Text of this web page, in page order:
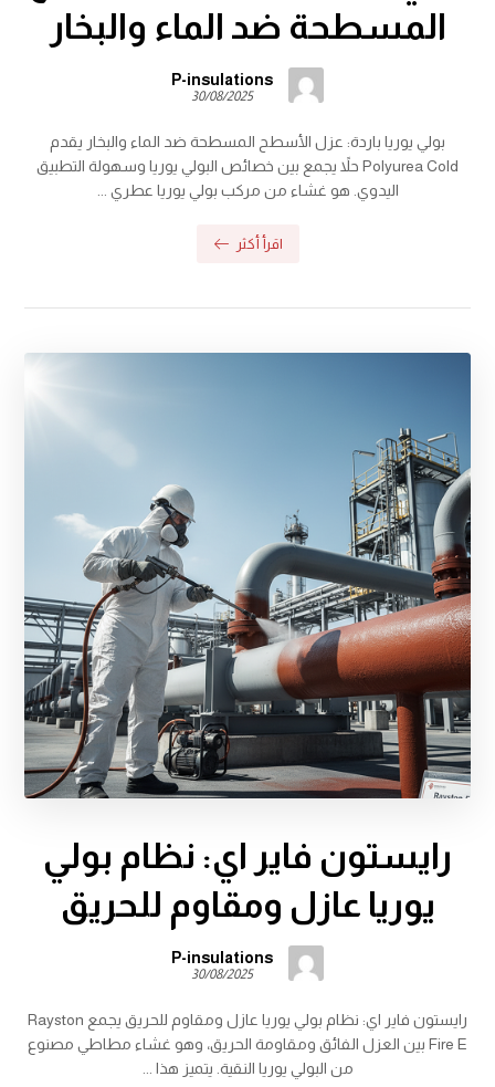
المسطحة ضد الماء والبخار
P-insulations
30/08/2025
بولي يوريا باردة: عزل الأسطح المسطحة ضد الماء والبخار يقدم
Polyurea Cold حلاً يجمع بين خصائص البولي يوريا وسهولة التطبيق
اليدوي. هو غشاء من مركب بولي يوريا عطري ...
اقرأ أكثر
رايستون فاير اي: نظام بولي
يوريا عازل ومقاوم للحريق
P-insulations
30/08/2025
رايستون فاير اي: نظام بولي يوريا عازل ومقاوم للحريق يجمع Rayston
Fire E بين العزل الفائق ومقاومة الحريق، وهو غشاء مطاطي مصنوع
من البولي يوريا النقية. يتميز هذا ...